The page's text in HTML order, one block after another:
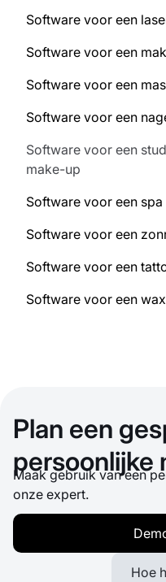
Software voor een
Software voor een
Software voor een
Software voor een
Software voor een
make-up
Software voor een spa
Software voor een
Software voor een
Software voor een
Plan een
persoonlijke
Maak gebruik van een
onze expert.
Hoe